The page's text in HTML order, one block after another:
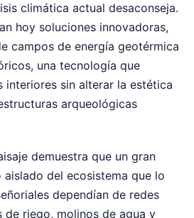
climática actual desaconseja.
hoy soluciones innovadoras,
campos de energía geotérmica
una tecnología que
interiores sin alterar la estética
arqueológicas
demuestra que un gran
del ecosistema que lo
dependían de redes
de riego, molinos de agua y